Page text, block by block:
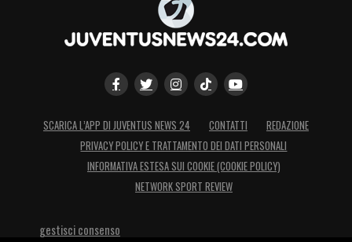
SCARICA L’APP DI JUVENTUS NEWS 24 CONTATTI
REDAZIONE
PRIVACY POLICY E TRATTAMENTO DEI DATI PERSONALI
INFORMATIVA ESTESA SUI COOKIE (COOKIE POLICY)
NETWORK SPORT REVIEW
gestisci consenso